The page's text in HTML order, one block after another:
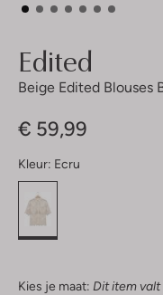
Edited
Beige Edited Blouses
€ 59,99
Kleur: Ecru
Kies je maat: Dit item